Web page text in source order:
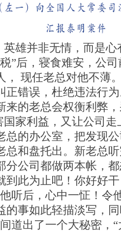
雄并非无情，而是心
”后，寝食难安，公
， 现任老总对他不薄
正错误，杜绝违法行
来的老总会权衡利弊
家利益，又让公司走
总的办公室，把发现
总和盘托出。新老总
分公司都做两本帐，
到此为止吧！你好好
听后，心中一怔！令
的事如此轻描淡写，
道出了一个大秘密，